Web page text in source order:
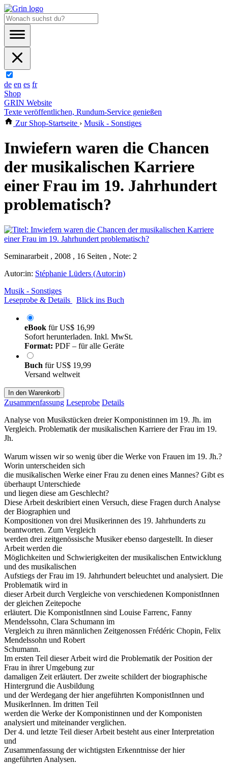
de en es fr
Shop
GRIN Website
Texte veröffentlichen, Rundum-Service genießen
Zur Shop-Startseite › Musik - Sonstiges
Inwiefern waren die Chancen
der musikalischen Karriere
einer Frau im 19. Jahrhundert
problematisch?
Seminararbeit , 2008 , 16 Seiten , Note: 2
Autor:in: Stéphanie Lüders (Autor:in)
Musik - Sonstiges
Leseprobe & Details
Blick ins Buch
eBook fürUS$ 16,99
Sofort herunterladen. Inkl. MwSt.
Format: PDF – für alle Geräte
Buch fürUS$ 19,99
Versand weltweit
In den Warenkorb
Zusammenfassung Leseprobe Details
Analyse von Musikstücken dreier Komponistinnen im 19. Jh. im
Vergleich. Problematik der musikalischen Karriere der Frau im 19.
Jh.
Warum wissen wir so wenig über die Werke von Frauen im 19. Jh.?
Worin unterscheiden sich
die musikalischen Werke einer Frau zu denen eines Mannes? Gibt es
überhaupt Unterschiede
und liegen diese am Geschlecht?
Diese Arbeit deskribiert einen Versuch, diese Fragen durch Analyse
der Biographien und
Kompositionen von drei Musikerinnen des 19. Jahrhunderts zu
beantworten. Zum Vergleich
werden drei zeitgenössische Musiker ebenso dargestellt. In dieser
Arbeit werden die
Möglichkeiten und Schwierigkeiten der musikalischen Entwicklung
und des musikalischen
Aufstiegs der Frau im 19. Jahrhundert beleuchtet und analysiert. Die
Problematik wird in
dieser Arbeit durch Vergleiche von verschiedenen KomponistInnen
der gleichen Zeitepoche
erläutert. Die KomponistInnen sind Louise Farrenc, Fanny
Mendelssohn, Clara Schumann im
Vergleich zu ihren männlichen Zeitgenossen Frédéric Chopin, Felix
Mendelssohn und Robert
Schumann.
Im ersten Teil dieser Arbeit wird die Problematik der Position der
Frau in ihrer Umgebung zur
damaligen Zeit erläutert. Der zweite schildert der biographische
Hintergrund die Ausbildung
und der Werdegang der hier angeführten KomponistInnen und
MusikerInnen. Im dritten Teil
werden die Werke der Komponistinnen und der Komponisten
analysiert und miteinander verglichen.
Der 4. und letzte Teil dieser Arbeit besteht aus einer Interpretation
und
Zusammenfassung der wichtigsten Erkenntnisse der hier
angeführten Analysen.